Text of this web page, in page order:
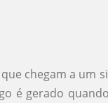
chegam a um
é gerado